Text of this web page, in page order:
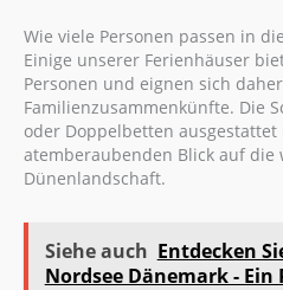
Wie viele Personen passen in
Einige unserer Ferienhäuser
Personen und eignen sich
Familienzusammenkünfte. Die
oder Doppelbetten
atemberaubenden Blick auf die
Dünenlandschaft.
Siehe auch Entdecken
Nordsee Dänemark - Ein